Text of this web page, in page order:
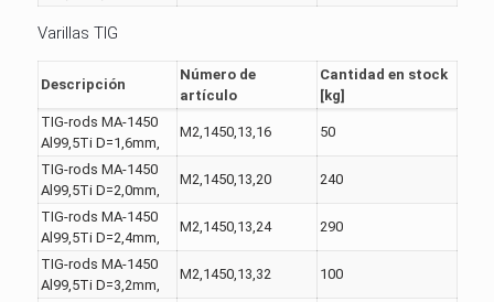
Varillas TIG
Descripción
Número de
artículo
Cantidad en stock
[kg]
TIG-rods MA-1450
Al99,5Ti D=1,6mm,
M2,1450,13,16 50
TIG-rods MA-1450
Al99,5Ti D=2,0mm,
M2,1450,13,20 240
TIG-rods MA-1450
Al99,5Ti D=2,4mm,
M2,1450,13,24 290
TIG-rods MA-1450
Al99,5Ti D=3,2mm,
M2,1450,13,32 100